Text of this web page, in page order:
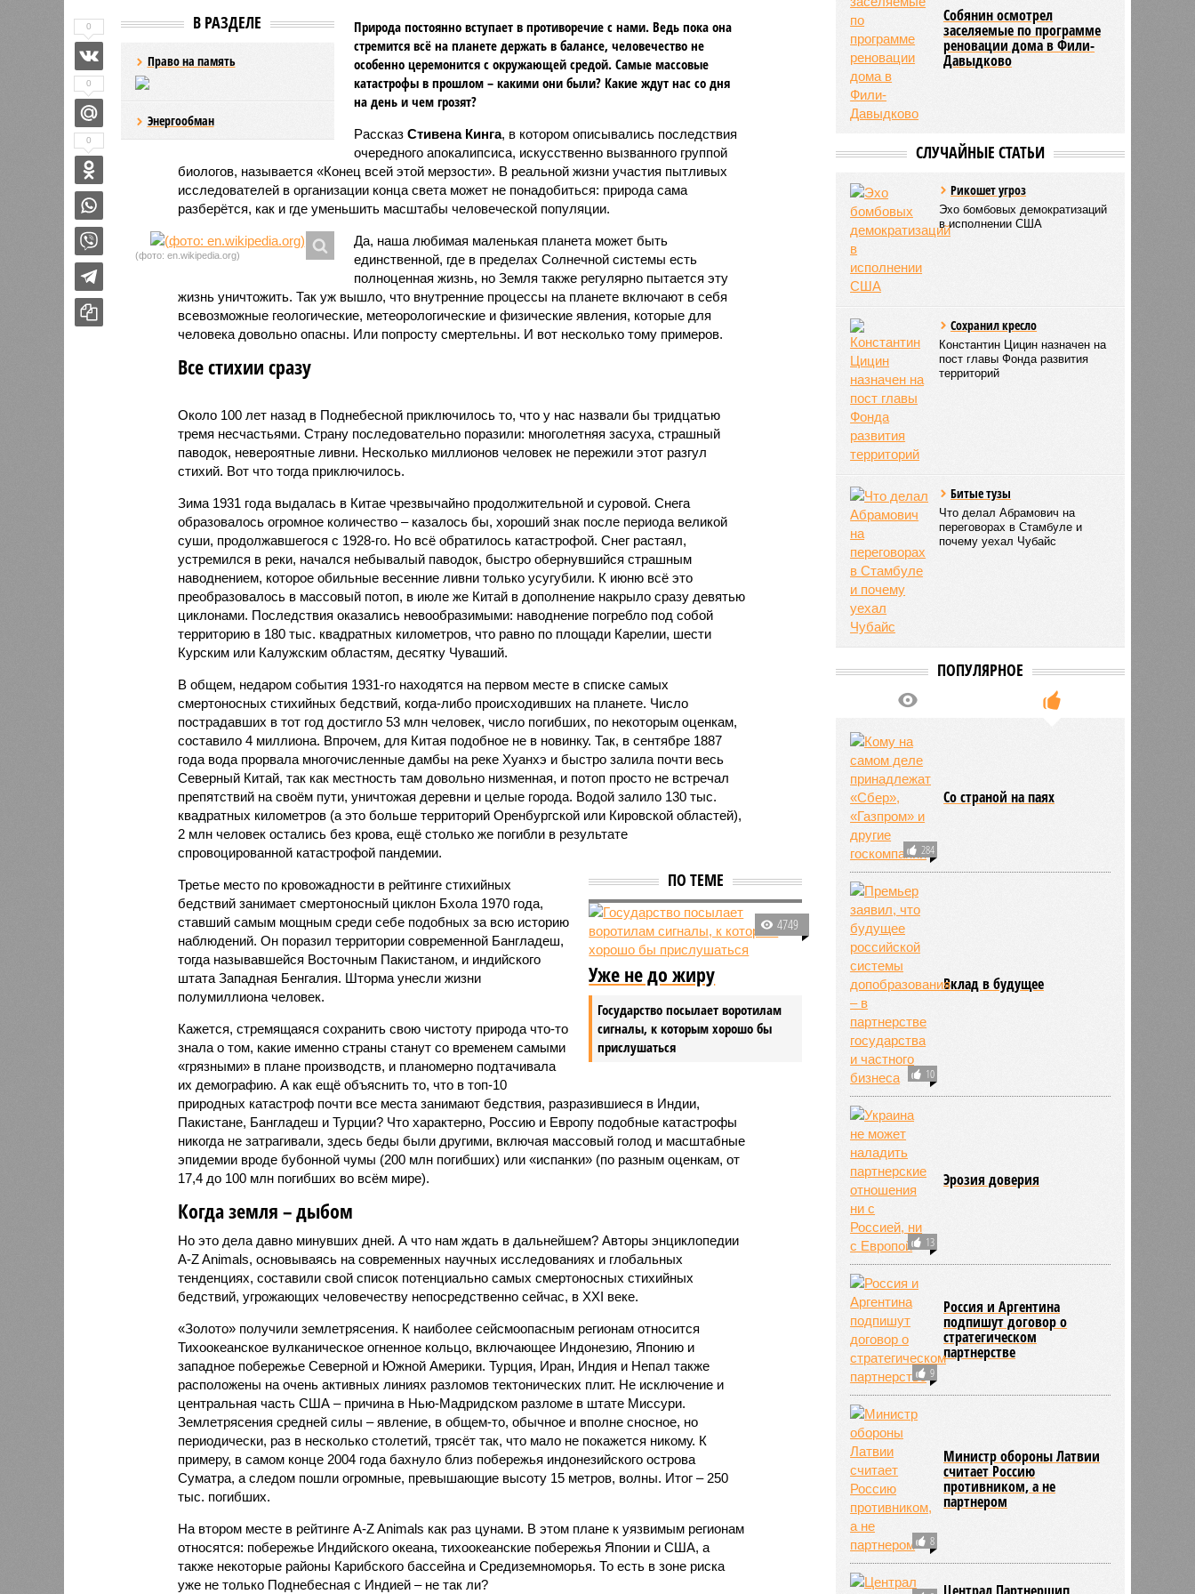
В РАЗДЕЛЕ
Право на память
Энергообман
Природа постоянно вступает в противоречие с нами. Ведь пока она
стремится всё на планете держать в балансе, человечество не
особенно церемонится с окружающей средой. Самые массовые
катастрофы в прошлом – какими они были? Какие ждут нас со дня
на день и чем грозят?
Рассказ Стивена Кинга, в котором описывались последствия
очередного апокалипсиса, искусственно вызванного группой
биологов, называется «Конец всей этой мерзости». В реальной жизни участия пытливых
исследователей в организации конца света может не понадобиться: природа сама
разберётся, как и где уменьшить масштабы человеческой популяции.
(фото: en.wikipedia.org)
Да, наша любимая маленькая планета может быть
единственной, где в пределах Солнечной системы есть
полноценная жизнь, но Земля также регулярно пытается эту
жизнь уничтожить. Так уж вышло, что внутренние процессы на планете включают в себя
всевозможные геологические, метеорологические и физические явления, которые для
человека довольно опасны. Или попросту смертельны. И вот несколько тому примеров.
Все стихии сразу
Около 100 лет назад в Поднебесной приключилось то, что у нас назвали бы тридцатью
тремя несчастьями. Страну последовательно поразили: многолетняя засуха, страшный
паводок, невероятные ливни. Несколько миллионов человек не пережили этот разгул
стихий. Вот что тогда приключилось.
Зима 1931 года выдалась в Китае чрезвычайно продолжительной и суровой. Снега
образовалось огромное количество – казалось бы, хороший знак после периода великой
суши, продолжавшегося с 1928-го. Но всё обратилось катастрофой. Снег растаял,
устремился в реки, начался небывалый паводок, быстро обернувшийся страшным
наводнением, которое обильные весенние ливни только усугубили. К июню всё это
преобразовалось в массовый потоп, в июле же Китай в дополнение накрыло сразу девятью
циклонами. Последствия оказались невообразимыми: наводнение погребло под собой
территорию в 180 тыс. квадратных километров, что равно по площади Карелии, шести
Курским или Калужским областям, десятку Чуваший.
В общем, недаром события 1931-го находятся на первом месте в списке самых
смертоносных стихийных бедствий, когда-либо происходивших на планете. Число
пострадавших в тот год достигло 53 млн человек, число погибших, по некоторым оценкам,
составило 4 миллиона. Впрочем, для Китая подобное не в новинку. Так, в сентябре 1887
года вода прорвала многочисленные дамбы на реке Хуанхэ и быстро залила почти весь
Северный Китай, так как местность там довольно низменная, и потоп просто не встречал
препятствий на своём пути, уничтожая деревни и целые города. Водой залило 130 тыс.
квадратных километров (а это больше территорий Оренбургской или Кировской областей),
2 млн человек остались без крова, ещё столько же погибли в результате
спровоцированной катастрофой пандемии.
ПО ТЕМЕ
4749
Уже не до жиру
Государство посылает воротилам
сигналы, к которым хорошо бы
прислушаться
Третье место по кровожадности в рейтинге стихийных
бедствий занимает смертоносный циклон Бхола 1970 года,
ставший самым мощным среди себе подобных за всю историю
наблюдений. Он поразил территории современной Бангладеш,
тогда называвшейся Восточным Пакистаном, и индийского
штата Западная Бенгалия. Шторма унесли жизни
полумиллиона человек.
Кажется, стремящаяся сохранить свою чистоту природа что-то
знала о том, какие именно страны станут со временем самыми
«грязными» в плане производств, и планомерно подтачивала
их демографию. А как ещё объяснить то, что в топ-10
природных катастроф почти все места занимают бедствия, разразившиеся в Индии,
Пакистане, Бангладеш и Турции? Что характерно, Россию и Европу подобные катастрофы
никогда не затрагивали, здесь беды были другими, включая массовый голод и масштабные
эпидемии вроде бубонной чумы (200 млн погибших) или «испанки» (по разным оценкам, от
17,4 до 100 млн погибших во всём мире).
Когда земля – дыбом
Но это дела давно минувших дней. А что нам ждать в дальнейшем? Авторы энциклопедии
A-Z Animals, основываясь на современных научных исследованиях и глобальных
тенденциях, составили свой список потенциально самых смертоносных стихийных
бедствий, угрожающих человечеству непосредственно сейчас, в XXI веке.
«Золото» получили землетрясения. К наиболее сейсмоопасным регионам относится
Тихоокеанское вулканическое огненное кольцо, включающее Индонезию, Японию и
западное побережье Северной и Южной Америки. Турция, Иран, Индия и Непал также
расположены на очень активных линиях разломов тектонических плит. Не исключение и
центральная часть США – причина в Нью-Мадридском разломе в штате Миссури.
Землетрясения средней силы – явление, в общем-то, обычное и вполне сносное, но
периодически, раз в несколько столетий, трясёт так, что мало не покажется никому. К
примеру, в самом конце 2004 года бахнуло близ побережья индонезийского острова
Суматра, а следом пошли огромные, превышающие высоту 15 метров, волны. Итог – 250
тыс. погибших.
На втором месте в рейтинге A-Z Animals как раз цунами. В этом плане к уязвимым регионам
относятся: побережье Индийского океана, тихо­океанские побережья Японии и США, а
также некоторые районы Карибского бассейна и Средиземноморья. То есть в зоне риска
уже не только Поднебесная с Индией – не так ли?
0
0
0
Собянин осмотрел
заселяемые по программе
реновации дома в Фили-
Давыдково
СЛУЧАЙНЫЕ СТАТЬИ
Рикошет угроз
Эхо бомбовых демократизаций
в исполнении США
Сохранил кресло
Константин Цицин назначен на
пост главы Фонда развития
территорий
Битые тузы
Что делал Абрамович на
переговорах в Стамбуле и
почему уехал Чубайс
ПОПУЛЯРНОЕ
284
Со страной на паях
10
Вклад в будущее
13
Эрозия доверия
9
Россия и Аргентина
подпишут договор о
стратегическом
партнерстве
8
Министр обороны Латвии
считает Россию
противником, а не
партнером
Централ Партнершип